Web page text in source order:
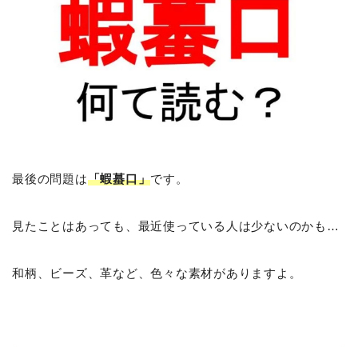
最後の問題は「蝦蟇口」です。
見たことはあっても、最近使っている人は少ないのかも…
和柄、ビーズ、革など、色々な素材がありますよ。